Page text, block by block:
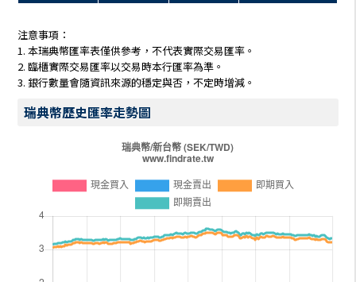
注意事項：
1. 本瑞典幣匯率表僅供參考，不代表實際交易匯率。
2. 臨櫃實際交易匯率以交易時本行匯率為準。
3. 銀行數量會隨資訊來源的穩定與否，不定時增減。
瑞典幣歷史匯率走勢圖